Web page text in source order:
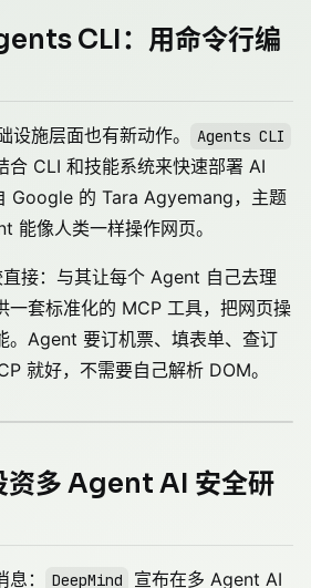
CLI：用命令行编
施层面也有新动作。 Agents CLI
合 CLI 和技能系统来快速部署 AI
Google 的 Tara Agyemang，主题
能像人类一样操作网页。
接：与其让每个 Agent 自己去理
一套标准化的 MCP 工具，把网页操
。Agent 要订机票、填表单、查订
就好，不需要自己解析 DOM。
多 Agent AI 安全研
： DeepMind
宣布在多 Agent AI